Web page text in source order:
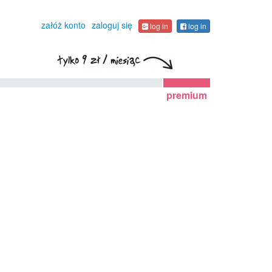
załóż konto zaloguj się log in log in
premium